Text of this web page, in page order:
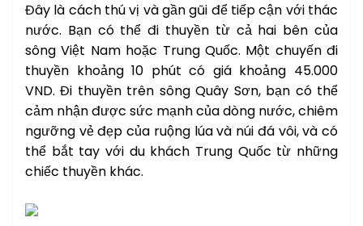
Đây là cách thú vị và gần gũi để tiếp cận với thác
nước. Bạn có thể đi thuyền từ cả hai bên của
sông Việt Nam hoặc Trung Quốc. Một chuyến đi
thuyền khoảng 10 phút có giá khoảng 45.000
VND. Đi thuyền trên sông Quây Sơn, bạn có thể
cảm nhận được sức mạnh của dòng nước, chiêm
ngưỡng vẻ đẹp của ruộng lúa và núi đá vôi, và có
thể bắt tay với du khách Trung Quốc từ những
chiếc thuyền khác.